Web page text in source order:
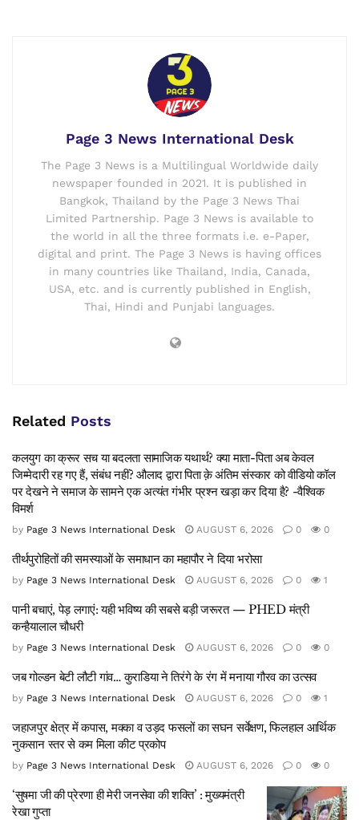
Page 3 News International Desk
The Page 3 News is a Multilingual Worldwide daily
newspaper founded in 2021. It is published in
Bangkok, Thailand by the Page 3 News Thai
Limited Partnership. Page 3 News is available to
the world in all the three formats i.e. e-Paper,
digital and print. The Page 3 News is having offices
in many countries like Thailand, India, Canada,
USA, etc. and is currently published in English,
Thai, Hindi and Punjabi languages.
Related Posts
कलयुग का क्रूर सच या बदलता सामाजिक यथार्थ? क्या माता-पिता अब केवल
जिम्मेदारी रह गए हैं, संबंध नहीं? औलाद द्वारा पिता क़े अंतिम संस्कार को वीडियो कॉल
पर देखने ने समाज के सामने एक अत्यंत गंभीर प्रश्न खड़ा कर दिया है? -वैश्विक
विमर्श
by Page 3 News International Desk AUGUST 6, 2026 0 0
तीर्थपुरोहितों की समस्याओं के समाधान का महापौर ने दिया भरोसा
by Page 3 News International Desk AUGUST 6, 2026 0 1
पानी बचाएं, पेड़ लगाएं: यही भविष्य की सबसे बड़ी जरूरत — PHED मंत्री
कन्हैयालाल चौधरी
by Page 3 News International Desk AUGUST 6, 2026 0 0
जब गोल्डन बेटी लौटी गांव… कुराडिया ने तिरंगे के रंग में मनाया गौरव का उत्सव
by Page 3 News International Desk AUGUST 6, 2026 0 1
जहाजपुर क्षेत्र में कपास, मक्का व उड़द फसलों का सघन सर्वेक्षण, फिलहाल आर्थिक
नुकसान स्तर से कम मिला कीट प्रकोप
by Page 3 News International Desk AUGUST 6, 2026 0 0
‘सुषमा जी की प्रेरणा ही मेरी जनसेवा की शक्ति’ : मुख्यमंत्री
रेखा गुप्ता